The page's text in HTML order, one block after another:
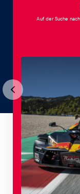
Auf der Suche